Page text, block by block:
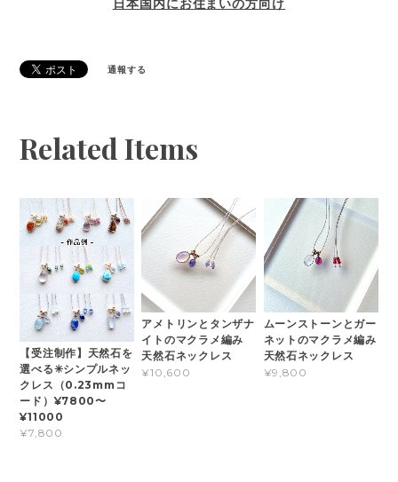
日本国内にお住まいの方向け
通報する
Related Items
【受注制作】天然石を
選べる✳︎シンプルネッ
クレス（0.23mmコ
ード）¥7800〜
¥11000
¥7,800
アメトリンとタンザナ
イトのマクラメ編み
天然石ネックレス
¥10,600
ムーンストーンとガー
ネットのマクラメ編み
天然石ネックレス
¥9,800